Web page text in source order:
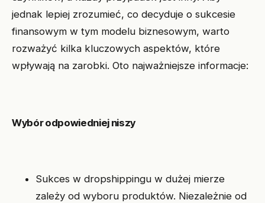
jednak lepiej zrozumieć, co decyduje o sukcesie
finansowym w tym modelu biznesowym, warto
rozważyć kilka kluczowych aspektów, które
wpływają na zarobki. Oto najważniejsze informacje:
Wybór odpowiedniej niszy
Sukces w dropshippingu w dużej mierze
zależy od wyboru produktów. Niezależnie od